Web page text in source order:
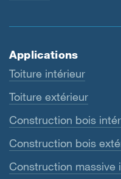
Applications
Toiture intérieur
Toiture extérieur
Construction bois
Construction bois
Construction massive